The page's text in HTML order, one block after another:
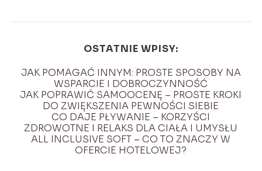
OSTATNIE WPISY:
JAK POMAGAĆ INNYM: PROSTE SPOSOBY NA
WSPARCIE I DOBROCZYNNOŚĆ
JAK POPRAWIĆ SAMOOCENĘ – PROSTE KROKI
DO ZWIĘKSZENIA PEWNOŚCI SIEBIE
CO DAJE PŁYWANIE – KORZYŚCI
ZDROWOTNE I RELAKS DLA CIAŁA I UMYSŁU
ALL INCLUSIVE SOFT – CO TO ZNACZY W
OFERCIE HOTELOWEJ?